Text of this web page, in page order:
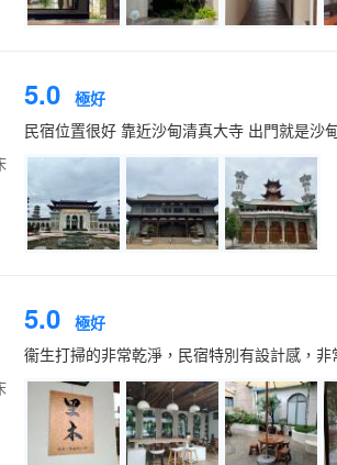
5.0 極好
民宿位置很好 靠近沙甸清真大寺 出門就是沙
5.0 極好
衞生打掃的非常乾淨，民宿特別有設計感，